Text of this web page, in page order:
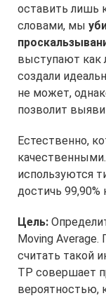
оставить лишь
словами, мы
выступают
создали
не может,
позволит
Естественно,
используются
достичь 99,90%
Цель:
Moving
считать такой
TP совершает
вероятностью,